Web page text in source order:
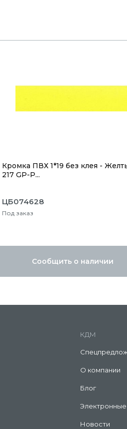
Кромка ПВХ 1*19 без клея -
217 GP-P...
ЦБ074628
Под заказ
Сообщить о наличии
КДМ
О компании
Блог
Электронные
Новости